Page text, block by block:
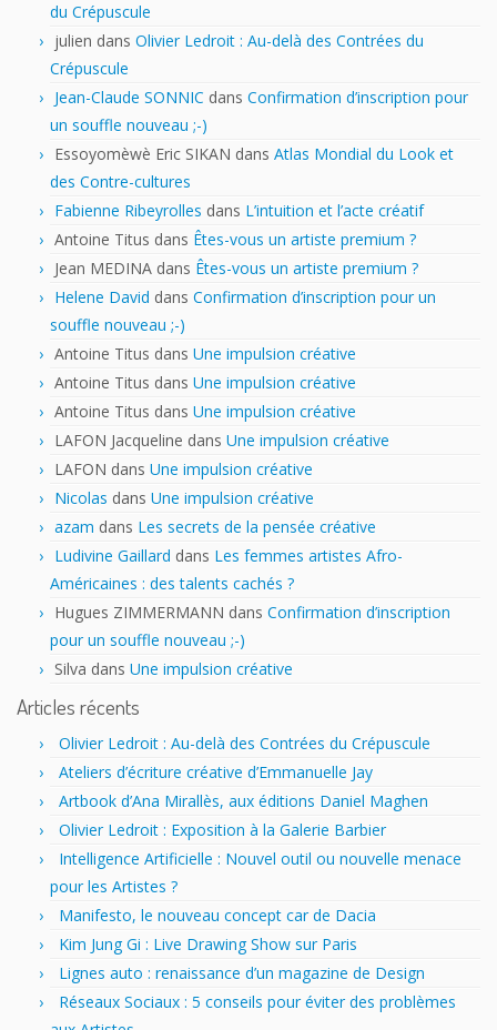
du Crépuscule
julien dans Olivier Ledroit : Au-delà des Contrées du
Crépuscule
Jean-Claude SONNIC dans Confirmation d’inscription pour
un souffle nouveau ;-)
Essoyomèwè Eric SIKAN dans Atlas Mondial du Look et
des Contre-cultures
Fabienne Ribeyrolles dans L’intuition et l’acte créatif
Antoine Titus dans Êtes-vous un artiste premium ?
Jean MEDINA dans Êtes-vous un artiste premium ?
Helene David dans Confirmation d’inscription pour un
souffle nouveau ;-)
Antoine Titus dans Une impulsion créative
Antoine Titus dans Une impulsion créative
Antoine Titus dans Une impulsion créative
LAFON Jacqueline dans Une impulsion créative
LAFON dans Une impulsion créative
Nicolas dans Une impulsion créative
azam dans Les secrets de la pensée créative
Ludivine Gaillard dans Les femmes artistes Afro-
Américaines : des talents cachés ?
Hugues ZIMMERMANN dans Confirmation d’inscription
pour un souffle nouveau ;-)
Silva dans Une impulsion créative
Articles récents
Olivier Ledroit : Au-delà des Contrées du Crépuscule
Ateliers d’écriture créative d’Emmanuelle Jay
Artbook d’Ana Mirallès, aux éditions Daniel Maghen
Olivier Ledroit : Exposition à la Galerie Barbier
Intelligence Artificielle : Nouvel outil ou nouvelle menace
pour les Artistes ?
Manifesto, le nouveau concept car de Dacia
Kim Jung Gi : Live Drawing Show sur Paris
Lignes auto : renaissance d’un magazine de Design
Réseaux Sociaux : 5 conseils pour éviter des problèmes